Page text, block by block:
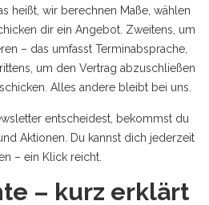
heißt, wir berechnen Maße, wählen
dir ein Angebot. Zweitens, um
– das umfasst Terminabsprache,
um den Vertrag abzuschließen
Alles andere bleibt bei uns.
entscheidest, bekommst du
Aktionen. Du kannst dich jederzeit
– ein Klick reicht.
– kurz erklärt